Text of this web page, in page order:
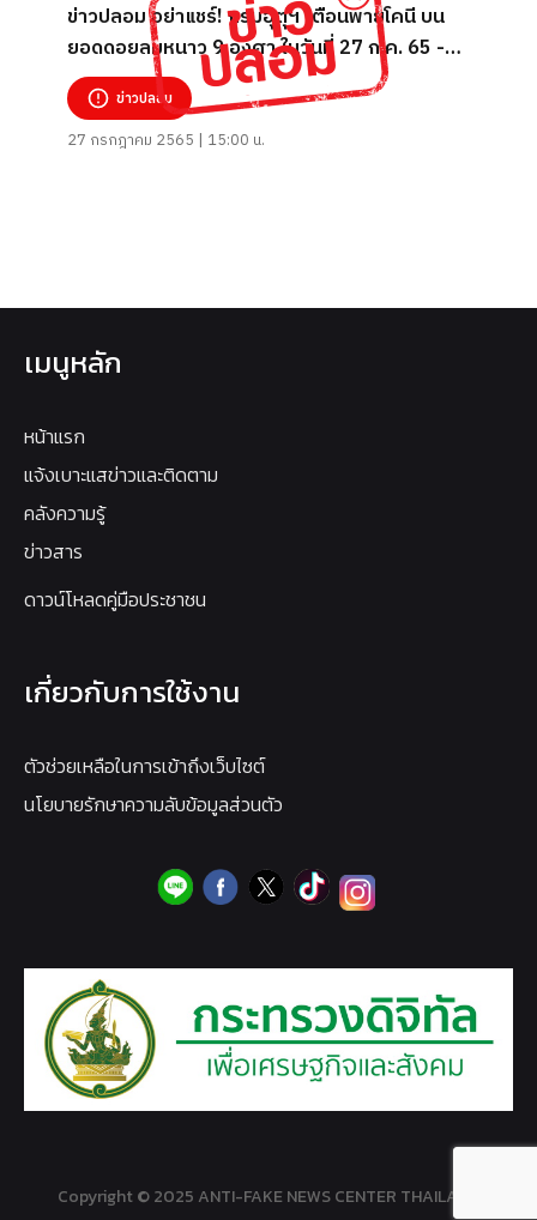
ข่าวปลอม อย่าแชร์! กรมอุตุฯ เตือนพายุโคนี บน
ยอดดอยลมหนาว 9 องศา ในวันที่ 27 ก.ค. 65 -
31 ก.ค. 65
ข่าวปลอม
27 กรกฎาคม 2565 | 15:00 น.
เมนูหลัก
หน้าแรก
แจ้งเบาะแสข่าวและติดตาม
คลังความรู้
ข่าวสาร
ดาวน์โหลดคู่มือประชาชน
เกี่ยวกับการใช้งาน
ตัวช่วยเหลือในการเข้าถึงเว็บไซต์
นโยบายรักษาความลับข้อมูลส่วนตัว
Copyright © 2025 ANTI-FAKE NEWS CENTER THAILAND